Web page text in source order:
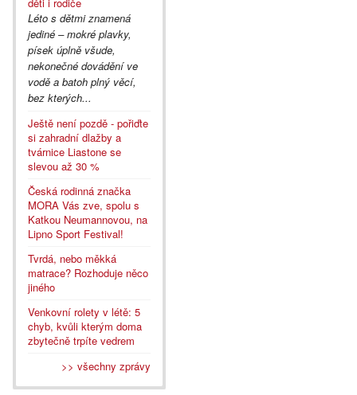
Léto s dětmi znamená
jediné – mokré plavky,
písek úplně všude,
nekonečné dovádění ve
vodě a batoh plný věcí,
bez kterých...
Ještě není pozdě - pořiďte
si zahradní dlažby a
tvárnice Liastone se
slevou až 30 %
Česká rodinná značka
MORA Vás zve, spolu s
Katkou Neumannovou, na
Lipno Sport Festival!
Tvrdá, nebo měkká
matrace? Rozhoduje něco
jiného
Venkovní rolety v létě: 5
chyb, kvůli kterým doma
zbytečně trpíte vedrem
>> všechny zprávy